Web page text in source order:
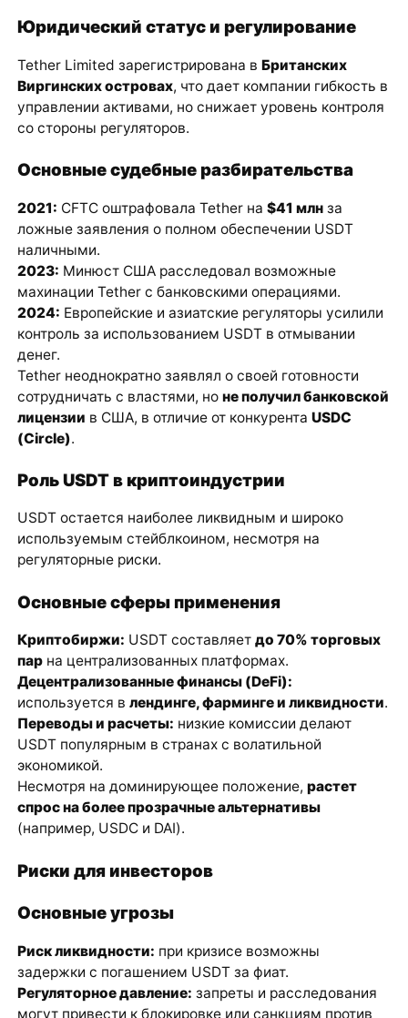
Юридический статус и регулирование
Tether Limited зарегистрирована в Британских
Виргинских островах, что дает компании гибкость в
управлении активами, но снижает уровень контроля
со стороны регуляторов.
Основные судебные разбирательства
2021: CFTC оштрафовала Tether на $41 млнза
ложные заявления о полном обеспечении USDT
наличными.
2023: Минюст США расследовал возможные
махинации Tether с банковскими операциями.
2024: Европейские и азиатские регуляторы усилили
контроль за использованием USDT в отмывании
денег.
Tether неоднократно заявлял о своей готовности
сотрудничать с властями, но не получил банковской
лицензии в США, в отличие от конкурента USDC
(Circle).
Роль USDT в криптоиндустрии
USDT остается наиболее ликвидным и широко
используемым стейблкоином, несмотря на
регуляторные риски.
Основные сферы применения
Криптобиржи: USDT составляет до 70% торговых
парна централизованных платформах.
Децентрализованные финансы (DeFi):
используется в лендинге, фарминге и ликвидности.
Переводы и расчеты: низкие комиссии делают
USDT популярным в странах с волатильной
экономикой.
Несмотря на доминирующее положение, растет
спрос на более прозрачные альтернативы
(например, USDC и DAI).
Риски для инвесторов
Основные угрозы
Риск ликвидности: при кризисе возможны
задержки с погашением USDT за фиат.
Регуляторное давление: запреты и расследования
могут привести к блокировке или санкциям против